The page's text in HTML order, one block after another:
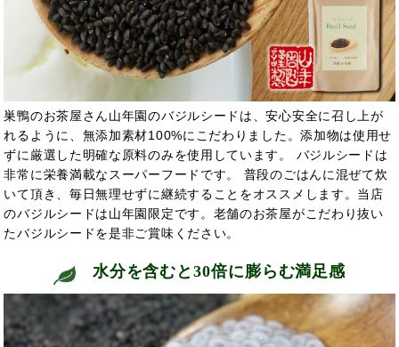
巣鴨のお茶屋さん山年園のバジルシードは、安心安全に召し上が
れるように、無添加素材100%にこだわりました。添加物は使用せ
ずに厳選した明確な原料のみを使用しています。 バジルシードは
非常に栄養満載なスーパーフードです。 普段のごはんに混ぜて炊
いて頂き、毎日無理せずに継続することをオススメします。当店
のバジルシードは山年園限定です。老舗のお茶屋がこだわり抜い
たバジルシードを是非ご賞味ください。
水分を含むと30倍に膨らむ満足感